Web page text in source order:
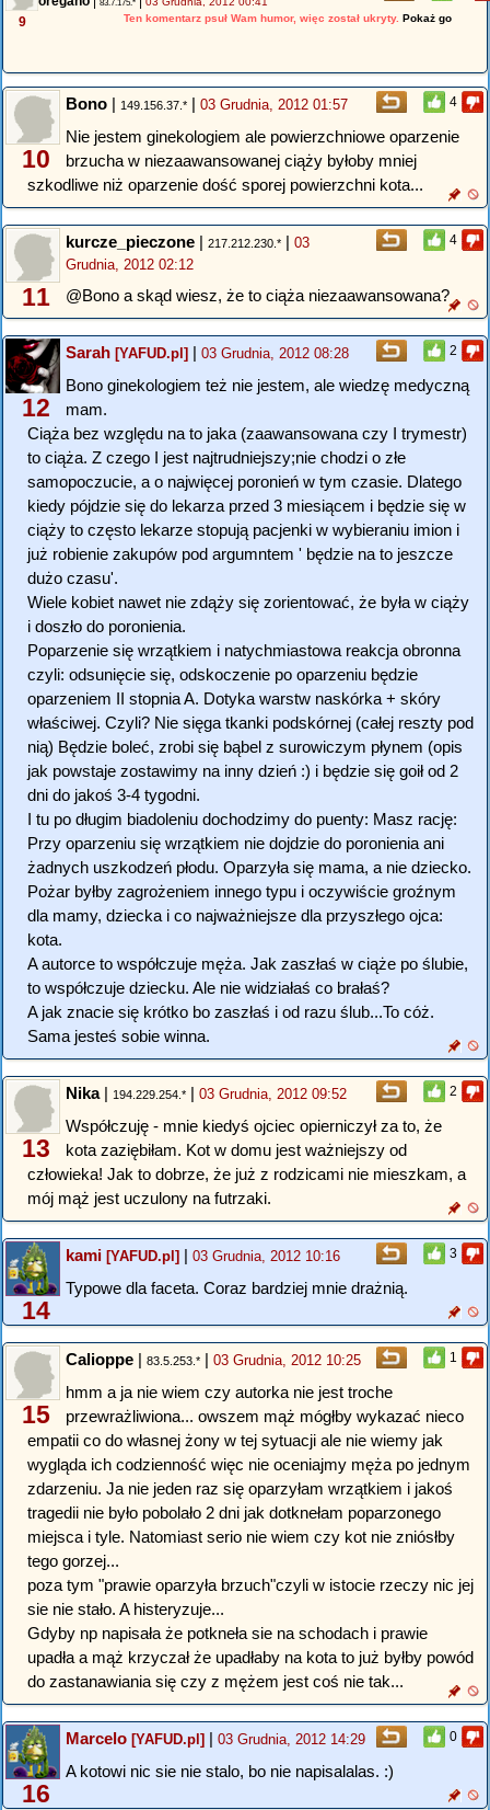
9
83.7.175.*
Ten komentarz psuł Wam humor, więc został ukryty. Pokaż go
4
10
Bono | 149.156.37.* | 03 Grudnia, 2012 01:57
Nie jestem ginekologiem ale powierzchniowe oparzenie
brzucha w niezaawansowanej ciąży byłoby mniej
szkodliwe niż oparzenie dość sporej powierzchni kota...
4
11
kurcze_pieczone | 217.212.230.* | 03
Grudnia, 2012 02:12
@Bono a skąd wiesz, że to ciąża niezaawansowana?
2
12
Sarah [YAFUD.pl] | 03 Grudnia, 2012 08:28
Bono ginekologiem też nie jestem, ale wiedzę medyczną
mam.
Ciąża bez względu na to jaka (zaawansowana czy I trymestr)
to ciąża. Z czego I jest najtrudniejszy;nie chodzi o złe
samopoczucie, a o najwięcej poronień w tym czasie. Dlatego
kiedy pójdzie się do lekarza przed 3 miesiącem i będzie się w
ciąży to często lekarze stopują pacjenki w wybieraniu imion i
już robienie zakupów pod argumntem ' będzie na to jeszcze
dużo czasu'.
Wiele kobiet nawet nie zdąży się zorientować, że była w ciąży
i doszło do poronienia.
Poparzenie się wrzątkiem i natychmiastowa reakcja obronna
czyli: odsunięcie się, odskoczenie po oparzeniu będzie
oparzeniem II stopnia A. Dotyka warstw naskórka + skóry
właściwej. Czyli? Nie sięga tkanki podskórnej (całej reszty pod
nią) Będzie boleć, zrobi się bąbel z surowiczym płynem (opis
jak powstaje zostawimy na inny dzień :) i będzie się goił od 2
dni do jakoś 3-4 tygodni.
I tu po długim biadoleniu dochodzimy do puenty: Masz rację:
Przy oparzeniu się wrzątkiem nie dojdzie do poronienia ani
żadnych uszkodzeń płodu. Oparzyła się mama, a nie dziecko.
Pożar byłby zagrożeniem innego typu i oczywiście groźnym
dla mamy, dziecka i co najważniejsze dla przyszłego ojca:
kota.
A autorce to współczuje męża. Jak zaszłaś w ciąże po ślubie,
to współczuje dziecku. Ale nie widziałaś co brałaś?
A jak znacie się krótko bo zaszłaś i od razu ślub...To cóż.
Sama jesteś sobie winna.
2
13
Nika| 194.229.254.* | 03 Grudnia, 2012 09:52
Współczuję - mnie kiedyś ojciec opierniczył za to, że
kota zaziębiłam. Kot w domu jest ważniejszy od
człowieka! Jak to dobrze, że już z rodzicami nie mieszkam, a
mój mąż jest uczulony na futrzaki.
3
14
kami [YAFUD.pl] | 03 Grudnia, 2012 10:16
Typowe dla faceta. Coraz bardziej mnie drażnią.
1
15
Calioppe | 83.5.253.* | 03 Grudnia, 2012 10:25
hmm a ja nie wiem czy autorka nie jest troche
przewrażliwiona... owszem mąż mógłby wykazać nieco
empatii co do własnej żony w tej sytuacji ale nie wiemy jak
wygląda ich codzienność więc nie oceniajmy męża po jednym
zdarzeniu. Ja nie jeden raz się oparzyłam wrzątkiem i jakoś
tragedii nie było pobolało 2 dni jak dotknełam poparzonego
miejsca i tyle. Natomiast serio nie wiem czy kot nie zniósłby
tego gorzej...
poza tym "prawie oparzyła brzuch"czyli w istocie rzeczy nic jej
sie nie stało. A histeryzuje...
Gdyby np napisała że potkneła sie na schodach i prawie
upadła a mąż krzyczał że upadłaby na kota to już byłby powód
do zastanawiania się czy z mężem jest coś nie tak...
0
16
Marcelo [YAFUD.pl] | 03 Grudnia, 2012 14:29
A kotowi nic sie nie stalo, bo nie napisalalas. :)